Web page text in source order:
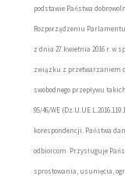
podstawie Państwa
Rozporządzeniu Parlamentu
z dnia 27 kwietnia 2016 r. w
związku z przetwarzaniem
swobodnego przepływu
95/46/WE
korespondencji. Państwa
odbiorcom. Przysługuje
sprostowania, usunięcia,